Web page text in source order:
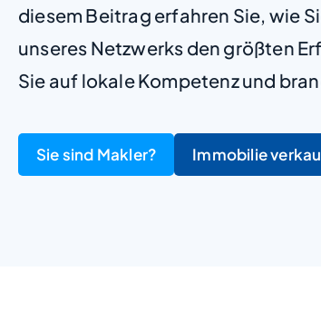
diesem Beitrag erfahren Sie, wie
unseres Netzwerks den größten
Sie auf lokale Kompetenz und
Sie sind Makler? Immobilie